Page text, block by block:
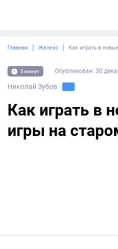
Главная Железо Как играть в
5 минут Опубликован: 30
Николай Зубов
Как играть в
игры на